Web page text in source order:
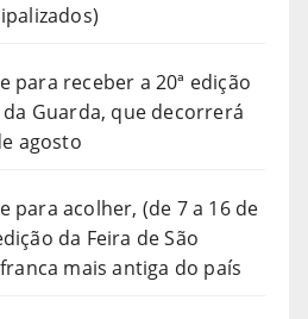
para receber a 20ª edição
Guarda, que decorrerá
agosto
para acolher, (de 7 a 16 de
da Feira de São
mais antiga do país